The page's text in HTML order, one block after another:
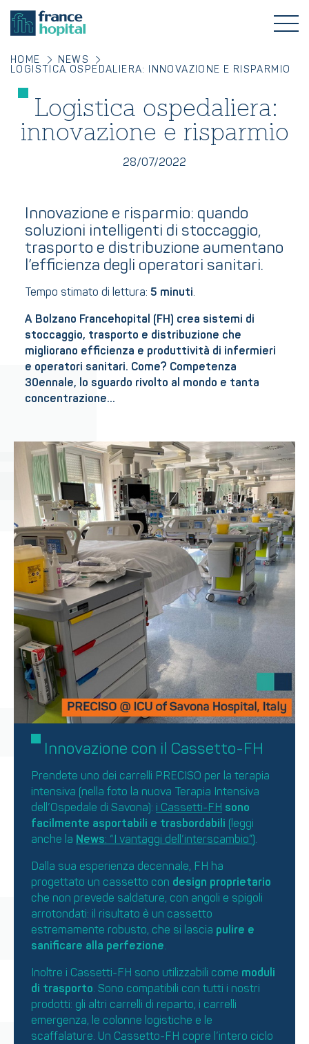
HOME
NEWS
LOGISTICA OSPEDALIERA: INNOVAZIONE E RISPARMIO
Logistica ospedaliera:
innovazione e risparmio
28/07/2022
Innovazione e risparmio: quando
soluzioni intelligenti di stoccaggio,
trasporto e distribuzione aumentano
l’efficienza degli operatori sanitari.
Tempo stimato di lettura: 5 minuti.
A Bolzano Francehopital (FH) crea sistemi di
stoccaggio, trasporto e distribuzione che
migliorano efficienza e produttività di infermieri
e operatori sanitari. Come? Competenza
30ennale, lo sguardo rivolto al mondo e tanta
concentrazione…
Innovazione con il Cassetto-FH
Prendete uno dei carrelli PRECISO per la terapia
intensiva (nella foto la nuova Terapia Intensiva
dell’Ospedale di Savona): i Cassetti-FH sono
facilmente asportabili e trasbordabili (leggi
anche la News: “I vantaggi dell’interscambio”).
Dalla sua esperienza decennale, FH ha
progettato un cassetto con design proprietario
che non prevede saldature, con angoli e spigoli
arrotondati: il risultato è un cassetto
estremamente robusto, che si lascia pulire e
sanificare alla perfezione.
Inoltre i Cassetti-FH sono utilizzabili come moduli
di trasporto. Sono compatibili con tutti i nostri
prodotti: gli altri carrelli di reparto, i carrelli
emergenza, le colonne logistiche e le
scaffalature. Un Cassetto-FH copre l’intero ciclo